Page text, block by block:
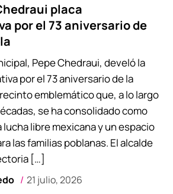
placa
por el 73 aniversario de
21 julio, 2026
Pepe Chedraui, develó la
por el 73 aniversario de la
emblemático que, a lo largo
se ha consolidado como
libre mexicana y un espacio
las familias poblanas. El alcalde
[…]